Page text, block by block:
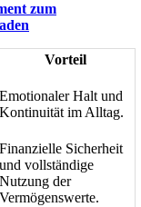
zum
Vorteil
Emotionaler Halt und
Kontinuität im Alltag.
Finanzielle Sicherheit
und vollständige
Nutzung der
Vermögenswerte.